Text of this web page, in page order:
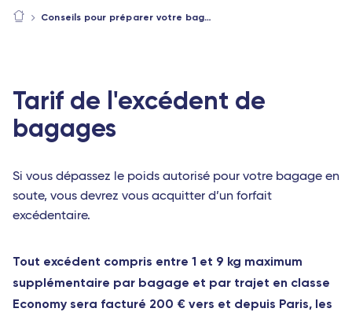
Conseils pour préparer votre bagage avant un voyage en avion
Tarif de l'excédent de
bagages
Si vous dépassez le poids autorisé pour votre bagage en
soute, vous devrez vous acquitter d’un forfait
excédentaire.
Tout excédent compris entre 1 et 9 kg maximum
supplémentaire par bagage et par trajet en classe
Economy sera facturé 200 € vers et depuis Paris, les